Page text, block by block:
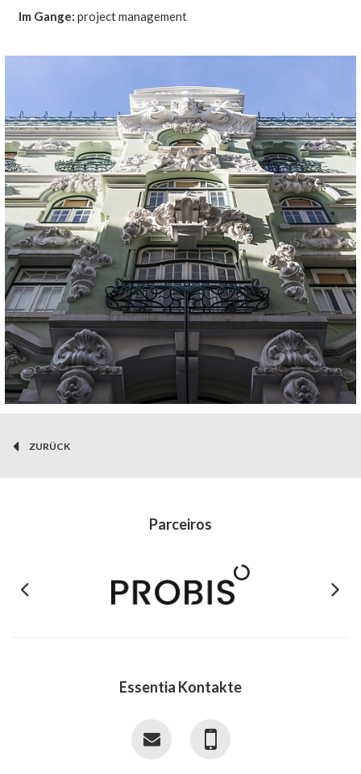
Im Gange: project management
ZURÜCK
Parceiros
Previous Next
Essentia Kontakte